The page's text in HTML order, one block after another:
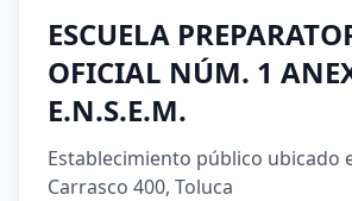
ESCUELA
OFICIAL NÚM. 1
E.N.S.E.M.
Establecimiento público ubicado
Carrasco 400, Toluca